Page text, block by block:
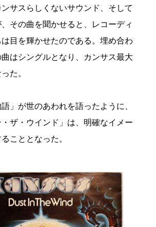
サスらしくないサウンド、そして
その曲を聞かせると、レコーディ
目を輝かせたのである。埋め合わ
はシングルとなり、カンサス最大
た。
」が世のあわれを語ったように、
・ザ・ウインド」は、明確なイメー
こととなった。